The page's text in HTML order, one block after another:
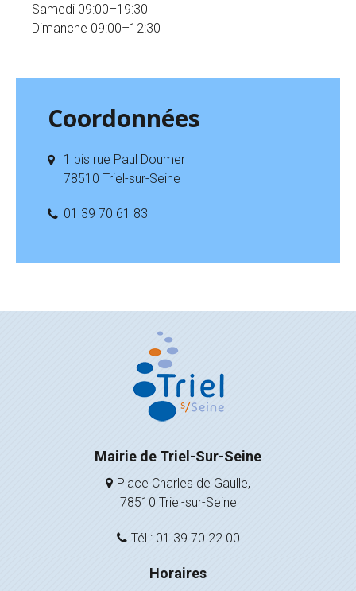
Samedi 09:00–19:30
Dimanche 09:00–12:30
Coordonnées
1 bis rue Paul Doumer
78510 Triel-sur-Seine
01 39 70 61 83
Mairie de Triel-Sur-Seine
Place Charles de Gaulle,
78510 Triel-sur-Seine
Tél : 01 39 70 22 00
Horaires